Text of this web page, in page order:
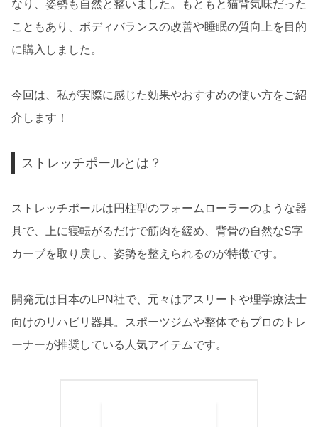
なり、姿勢も自然と整いました。もともと猫背気味だった
こともあり、ボディバランスの改善や睡眠の質向上を目的
に購入しました。
今回は、私が実際に感じた効果やおすすめの使い方をご紹
介します！
ストレッチポールとは？
ストレッチポールは円柱型のフォームローラーのような器
具で、上に寝転がるだけで筋肉を緩め、背骨の自然なS字
カーブを取り戻し、姿勢を整えられるのが特徴です。
開発元は日本のLPN社で、元々はアスリートや理学療法士
向けのリハビリ器具。スポーツジムや整体でもプロのトレ
ーナーが推奨している人気アイテムです。